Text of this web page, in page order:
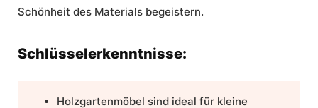
Schönheit des Materials begeistern.
Schlüsselerkenntnisse:
Holzgartenmöbel sind ideal für kleine